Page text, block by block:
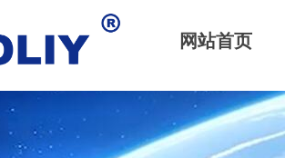
网站首页